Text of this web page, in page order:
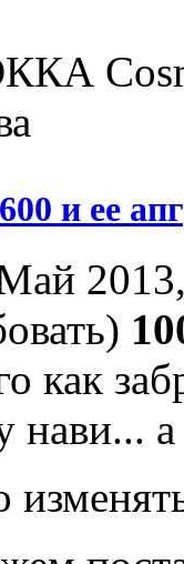
и ее
как
нави...